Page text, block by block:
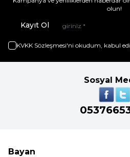
olun!
Kayıt Ol
KVKK Sözleşmesi'ni okudum, kabul
Sosyal
Bayan